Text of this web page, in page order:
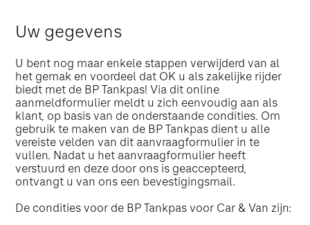
Uw gegevens
U bent nog maar enkele stappen verwijderd van al
het gemak en voordeel dat OK u als zakelijke rijder
biedt met de BP Tankpas! Via dit online
aanmeldformulier meldt u zich eenvoudig aan als
klant, op basis van de onderstaande condities. Om
gebruik te maken van de BP Tankpas dient u alle
vereiste velden van dit aanvraagformulier in te
vullen. Nadat u het aanvraagformulier heeft
verstuurd en deze door ons is geaccepteerd,
ontvangt u van ons een bevestigingsmail.
De condities voor de BP Tankpas voor Car & Van zijn: